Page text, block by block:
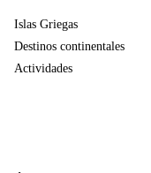
Islas Griegas
Destinos continentales
Actividades